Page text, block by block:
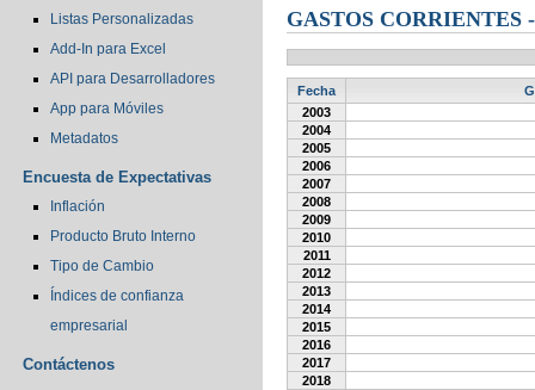
Listas Personalizadas
Add-In para Excel
API para Desarrolladores
App para Móviles
Metadatos
Encuesta de Expectativas
Inflación
Producto Bruto Interno
Tipo de Cambio
Índices de confianza
empresarial
Contáctenos
GASTOS CORRIENTES
Fecha
2003
2004
2005
2006
2007
2008
2009
2010
2011
2012
2013
2014
2015
2016
2017
2018